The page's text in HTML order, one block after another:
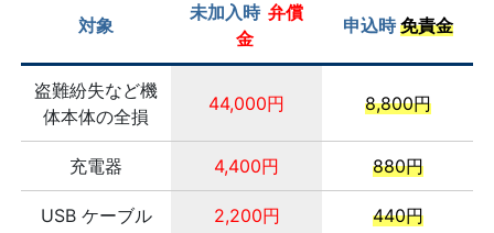
対象
未加入時 弁償
金
申込時免責金
盗難紛失など機
体本体の全損
44,000円 8,800円
充電器 4,400円 880円
USB ケーブル 2,200円
440円